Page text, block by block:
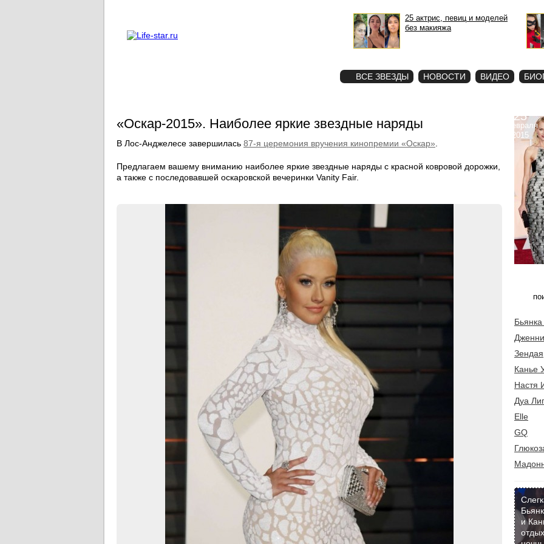
25 актрис, певиц и моделей
без макияжа
ВСЕ ЗВЕЗДЫ НОВОСТИ ВИДЕО
«Оскар-2015». Наиболее яркие звездные наряды
В Лос-Анджелесе завершилась 87-я церемония вручения кинопремии «Оскар»
Предлагаем вашему вниманию наиболее яркие звездные наряды с красной ковровой дорожки,
а также с последовавшей оскаровской вечеринки Vanity Fair.
25
февраля
2015
Зендая
Канье
Настя
Дуа
Elle
GQ
и